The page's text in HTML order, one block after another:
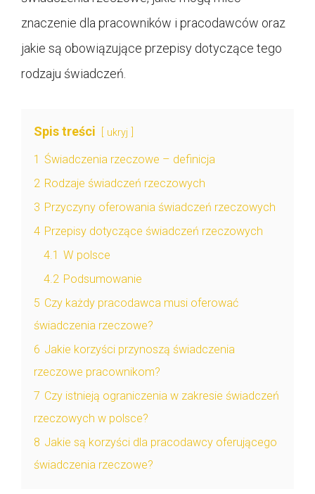
znaczenie dla pracowników i pracodawców oraz
jakie są obowiązujące przepisy dotyczące tego
rodzaju świadczeń.
Spis treści ukryj
1 Świadczenia rzeczowe – definicja
2 Rodzaje świadczeń rzeczowych
3 Przyczyny oferowania świadczeń rzeczowych
4 Przepisy dotyczące świadczeń rzeczowych
4.1 W polsce
4.2 Podsumowanie
5 Czy każdy pracodawca musi oferować
świadczenia rzeczowe?
6 Jakie korzyści przynoszą świadczenia
rzeczowe pracownikom?
7 Czy istnieją ograniczenia w zakresie świadczeń
rzeczowych w polsce?
8 Jakie są korzyści dla pracodawcy oferującego
świadczenia rzeczowe?